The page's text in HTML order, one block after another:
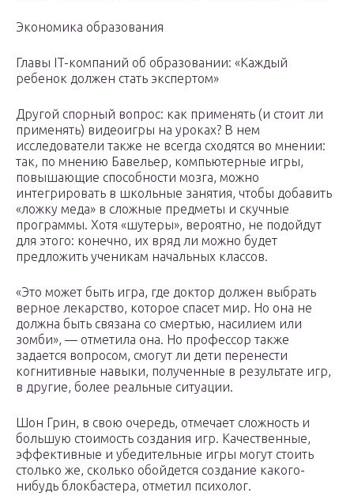
Экономика образования
Главы IT-компаний об образовании: «Каждый
ребенок должен стать экспертом»
Другой спорный вопрос: как применять (и стоит ли
применять) видеоигры на уроках? В нем
исследователи также не всегда сходятся во мнении:
так, по мнению Бавельер, компьютерные игры,
повышающие способности мозга, можно
интегрировать в школьные занятия, чтобы добавить
«ложку меда» в сложные предметы и скучные
программы. Хотя «шутеры», вероятно, не подойдут
для этого: конечно, их вряд ли можно будет
предложить ученикам начальных классов.
«Это может быть игра, где доктор должен выбрать
верное лекарство, которое спасет мир. Но она не
должна быть связана со смертью, насилием или
зомби», — отметила она. Но профессор также
задается вопросом, смогут ли дети перенести
когнитивные навыки, полученные в результате игр,
в другие, более реальные ситуации.
Шон Грин, в свою очередь, отмечает сложность и
большую стоимость создания игр. Качественные,
эффективные и убедительные игры могут стоить
столько же, сколько обойдется создание какого-
нибудь блокбастера, отметил психолог.